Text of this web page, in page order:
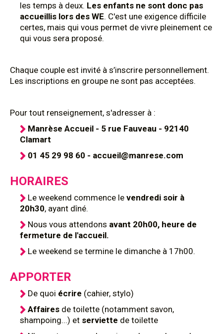
les temps à deux. Les enfants ne sont donc pas
accueillis lors des WE. C'est une exigence difficile
certes, mais qui vous permet de vivre pleinement ce
qui vous sera proposé.
Chaque couple est invité à s’inscrire personnellement.
Les inscriptions en groupe ne sont pas acceptées.
Pour tout renseignement, s'adresser à :
Manrèse Accueil - 5 rue Fauveau - 92140
Clamart
01 45 29 98 60 - accueil@manrese.com
HORAIRES
Le weekend commence le vendredi soir à
20h30, ayant dîné.
Nous vous attendons avant 20h00, heure de
fermeture de l'accueil.
Le weekend se termine le dimanche à 17h00.
APPORTER
De quoi écrire (cahier, stylo)
Affaires de toilette (notamment savon,
shampoing...) et serviette de toilette